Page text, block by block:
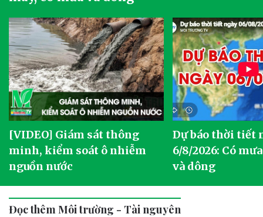
[VIDEO] Giám sát thông
minh, kiểm soát ô nhiễm
nguồn nước
Dự báo thời tiết
6/8/2026: Có
và dông
Đọc thêm Môi trường - Tài nguyên